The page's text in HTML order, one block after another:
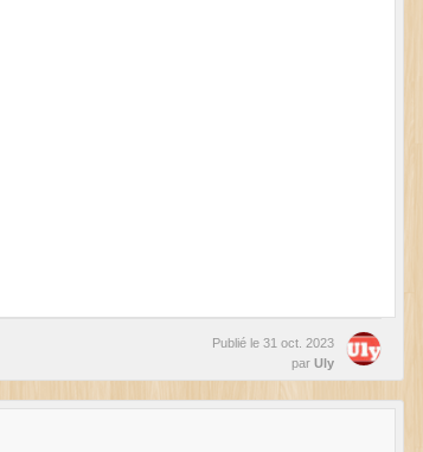
Publié le 31 oct. 2023
par Uly